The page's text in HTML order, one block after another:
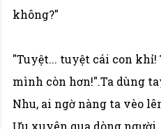
không?"
"Tuyệt... tuyệt cái con khỉ!
mình còn hơn!".Ta dùng
Nhu, ai ngờ nàng ta vèo
Ưu xuyên qua dòng